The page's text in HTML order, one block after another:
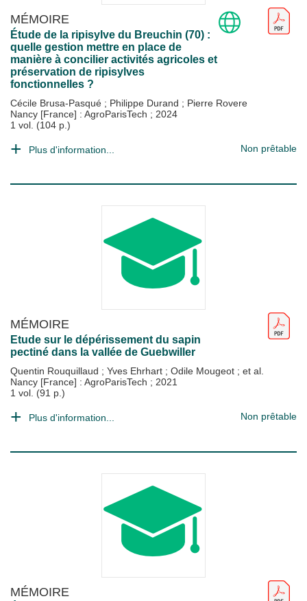
MÉMOIRE
Étude de la ripisylve du Breuchin (70) :
quelle gestion mettre en place de
manière à concilier activités agricoles et
préservation de ripisylves
fonctionnelles ?
Cécile Brusa-Pasqué ; Philippe Durand ; Pierre Rovere
Nancy [France] : AgroParisTech ; 2024
1 vol. (104 p.)
Plus d'information... Non prêtable
MÉMOIRE
Etude sur le dépérissement du sapin
pectiné dans la vallée de Guebwiller
Quentin Rouquillaud ; Yves Ehrhart ; Odile Mougeot ; et al.
Nancy [France] : AgroParisTech ; 2021
1 vol. (91 p.)
Plus d'information... Non prêtable
MÉMOIRE